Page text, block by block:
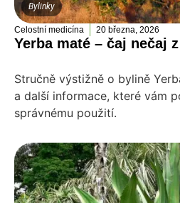
Bylinky
Celostní medicína 20 března, 2026
Yerba maté – čaj nečaj
Stručně výstižně o bylině
a další informace, které vám
správnému použití.